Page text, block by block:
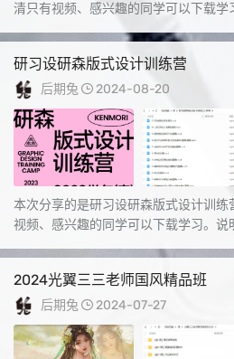
清只有视频、感兴趣的同学可以下载学
研习设研森版式设计训练营
后期兔 2024-08-20
本次分享的是研习设研森版式设计训
视频、感兴趣的同学可以下载学习。说
节课。...
2024光翼三三老师国风精品班
后期兔 2024-07-27